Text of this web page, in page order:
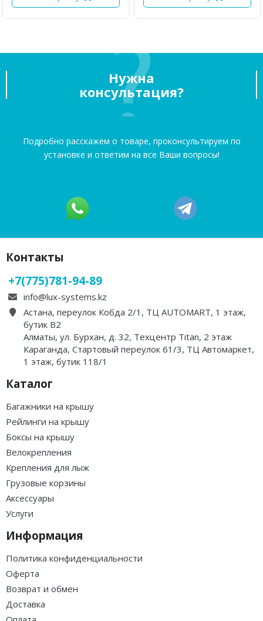
Нужна
консультация?
Подробно расскажем о товаре, проконсультируем по
установке и ответим на все Ваши вопросы!
Контакты
+7(775)781-94-89
info@lux-systems.kz
Астана, переулок Кобда 2/1, ТЦ AUTOMART, 1 этаж,
бутик B2
Алматы, ул. Бурхан, д. 32, Техцентр Titan, 2 этаж
Караганда, Стартовый переулок 61/3, ТЦ Автомаркет,
1 этаж, бутик 118/1
Каталог
Багажники на крышу
Рейлинги на крышу
Боксы на крышу
Велокрепления
Крепления для лыж
Грузовые корзины
Аксессуары
Услуги
Информация
Политика конфиденциальности
Оферта
Возврат и обмен
Доставка